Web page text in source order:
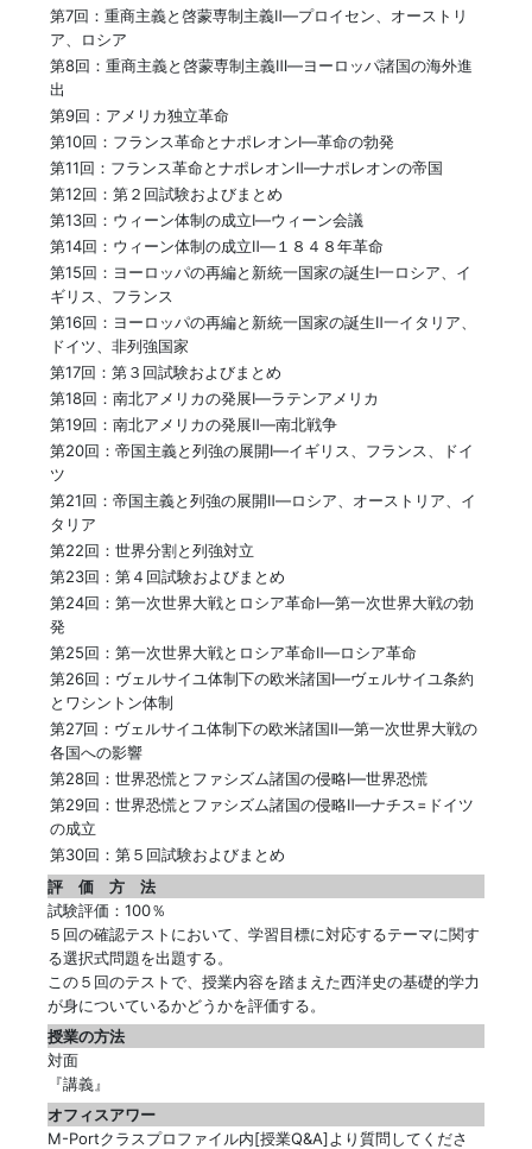
第7回：重商主義と啓蒙専制主義Ⅱ―プロイセン、オーストリ
ア、ロシア
第8回：重商主義と啓蒙専制主義Ⅲ―ヨーロッパ諸国の海外進
出
第9回：アメリカ独立革命
第10回：フランス革命とナポレオンⅠ―革命の勃発
第11回：フランス革命とナポレオンⅡ―ナポレオンの帝国
第12回：第２回試験およびまとめ
第13回：ウィーン体制の成立Ⅰ―ウィーン会議
第14回：ウィーン体制の成立Ⅱ―１８４８年革命
第15回：ヨーロッパの再編と新統一国家の誕生Ⅰ一ロシア、イ
ギリス、フランス
第16回：ヨーロッパの再編と新統一国家の誕生Ⅱ一イタリア、
ドイツ、非列強国家
第17回：第３回試験およびまとめ
第18回：南北アメリカの発展Ⅰ―ラテンアメリカ
第19回：南北アメリカの発展Ⅱ―南北戦争
第20回：帝国主義と列強の展開Ⅰ―イギリス、フランス、ドイ
ツ
第21回：帝国主義と列強の展開Ⅱ―ロシア、オーストリア、イ
タリア
第22回：世界分割と列強対立
第23回：第４回試験およびまとめ
第24回：第一次世界大戦とロシア革命Ⅰ―第一次世界大戦の勃
発
第25回：第一次世界大戦とロシア革命Ⅱ―ロシア革命
第26回：ヴェルサイユ体制下の欧米諸国Ⅰ―ヴェルサイユ条約
とワシントン体制
第27回：ヴェルサイユ体制下の欧米諸国Ⅱ―第一次世界大戦の
各国への影響
第28回：世界恐慌とファシズム諸国の侵略Ⅰ―世界恐慌
第29回：世界恐慌とファシズム諸国の侵略Ⅱ―ナチス=ドイツ
の成立
第30回：第５回試験およびまとめ
評 価 方 法
試験評価：100％
５回の確認テストにおいて、学習目標に対応するテーマに関す
る選択式問題を出題する。
この５回のテストで、授業内容を踏まえた西洋史の基礎的学力
が身についているかどうかを評価する。
授業の方法
対面
『講義』
オフィスアワー
M-Portクラスプロファイル内[授業Q&A]より質問してくださ